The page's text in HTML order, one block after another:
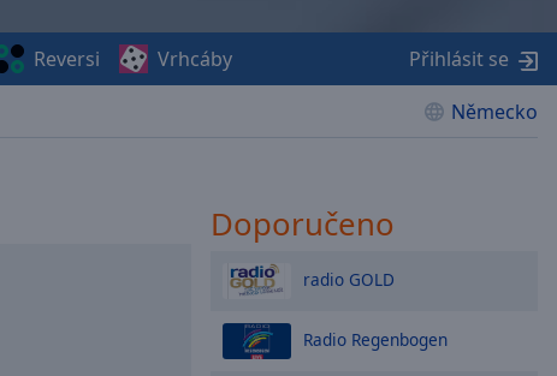
Německo
Reversi Vrhcáby Přihlásit se
Doporučeno
radio GOLD
Radio Regenbogen